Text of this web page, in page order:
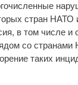
стран
в том числе
со
таких